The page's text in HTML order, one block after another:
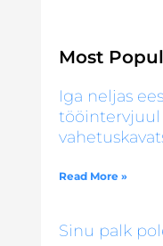
Most
Iga neljas
Read More »
Sinu palk